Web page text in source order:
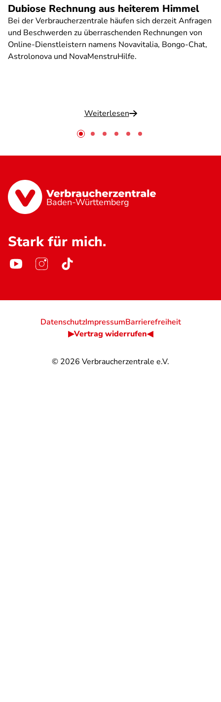
Dubiose Rechnung aus heiterem Himmel
Bei der Verbraucherzentrale häufen sich derzeit Anfragen
und Beschwerden zu überraschenden Rechnungen von
Online-Dienstleistern namens Novavitalia, Bongo-Chat,
Astrolonova und NovaMenstruHilfe.
Weiterlesen
Baden-Württemberg
Stark für mich.
© 2026 Verbraucherzentrale e.V.
DatenschutzImpressumBarrierefreiheit
▶Vertrag widerrufen◀